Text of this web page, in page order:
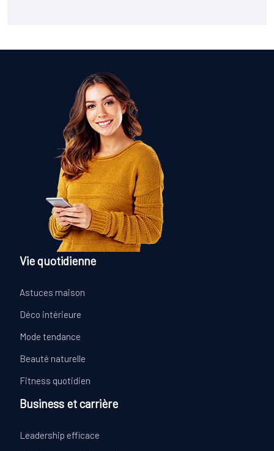
Vie quotidienne
Astuces maison
Déco intérieure
Mode tendance
Beauté naturelle
Fitness quotidien
Business et carrière
Leadership efficace